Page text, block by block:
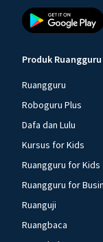
Produk Ruangguru
Ruangguru
Roboguru Plus
Dafa dan Lulu
Kursus for Kids
Ruangguru for Kids
Ruangguru for
Ruanguji
Ruangbaca